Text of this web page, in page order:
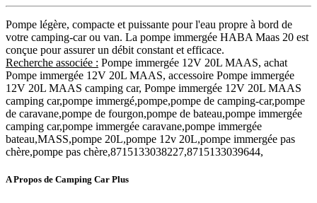
Pompe légère, compacte et puissante pour l'eau propre à bord de
votre camping-car ou van. La pompe immergée HABA Maas 20 est
conçue pour assurer un débit constant et efficace.
Recherche associée : Pompe immergée 12V 20L MAAS, achat
Pompe immergée 12V 20L MAAS, accessoire Pompe immergée
12V 20L MAAS camping car, Pompe immergée 12V 20L MAAS
camping car,pompe immergé,pompe,pompe de camping-car,pompe
de caravane,pompe de fourgon,pompe de bateau,pompe immergée
camping car,pompe immergée caravane,pompe immergée
bateau,MASS,pompe 20L,pompe 12v 20L,pompe immergée pas
chère,pompe pas chère,8715133038227,8715133039644,
A Propos de Camping Car Plus